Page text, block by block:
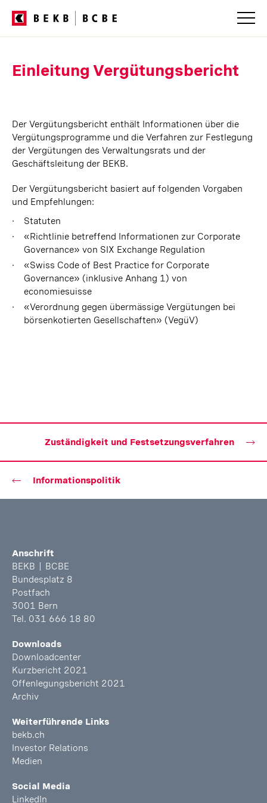
Einleitung Vergütungsbericht
Der Vergütungsbericht enthält Informationen über die
Vergütungsprogramme und die Verfahren zur Festlegung
der Vergütungen des Verwaltungsrats und der
Geschäftsleitung der BEKB.
Der Vergütungsbericht basiert auf folgenden Vorgaben
und Empfehlungen:
Statuten
«Richtlinie betreffend Informationen zur Corporate
Governance» von SIX Exchange Regulation
«Swiss Code of Best Practice for Corporate
Governance» (inklusive Anhang 1) von
economiesuisse
«Verordnung gegen übermässige Vergütungen bei
börsenkotierten Gesellschaften» (VegüV)
Informationspolitik
Zuständigkeit und Festsetzungsverfahren
Anschrift
BEKB | BCBE
Bundesplatz 8
Postfach
3001 Bern
Tel. 031 666 18 80
Downloads
Downloadcenter
Kurzbericht 2021
Offenlegungsbericht 2021
Archiv
Weiterführende Links
bekb.ch
Investor Relations
Medien
Social Media
LinkedIn